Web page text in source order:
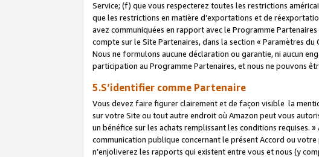
Service; (f) que vous respecterez toutes les restrictions
que les restrictions en matière d’exportations et de
avez communiquées en rapport avec le Programme
compte sur le Site Partenaires, dans la section « Paramètres du
Nous ne formulons aucune déclaration ou garantie, ni aucun
participation au Programme Partenaires, et nous ne pouvons
5.S’identifier comme Partenaire
Vous devez faire figurer clairement et de façon visible la
sur votre Site ou tout autre endroit où Amazon peut vous
un bénéfice sur les achats remplissant les conditions requises.
communication publique concernant le présent Accord ou
n’enjoliverez les rapports qui existent entre vous et nous (y